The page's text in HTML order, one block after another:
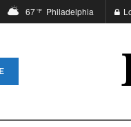
67°F Philadelphia